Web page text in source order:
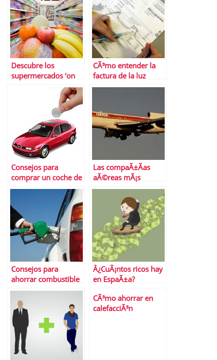
Descubre los
supermercados ‘on
line’ mÃ¡s baratos
CÃ³mo entender la
factura de la luz
Consejos para
comprar un coche de
segunda mano
Las compaÃ±Ã­as
aÃ©reas mÃ¡s
puntuales del mundo
Consejos para
ahorrar combustible
al conducir
Â¿CuÃ¡ntos ricos hay
en EspaÃ±a?
CÃ³mo ahorrar en
calefacciÃ³n